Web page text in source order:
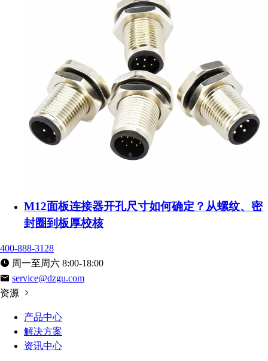
M12面板连接器开孔尺寸如何确定？从螺纹、密
封圈到板厚校核
400-888-3128
周一至周六 8:00-18:00
service@dzgu.com
资源
产品中心
解决方案
资讯中心